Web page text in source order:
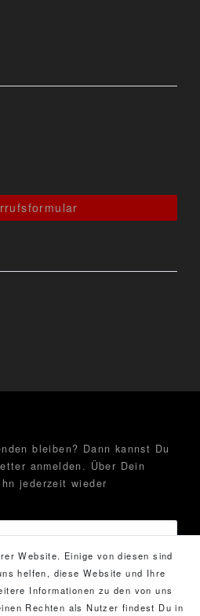
bleiben? Dann kannst Du
anmelden. Über Dein
jederzeit wieder
ich die
Daten­schutz­erklärung
kann ich jederzeit
Website. Einige von diesen sind
helfen, diese Website und Ihre
Informationen zu den von uns
Rechten als Nutzer findest Du in